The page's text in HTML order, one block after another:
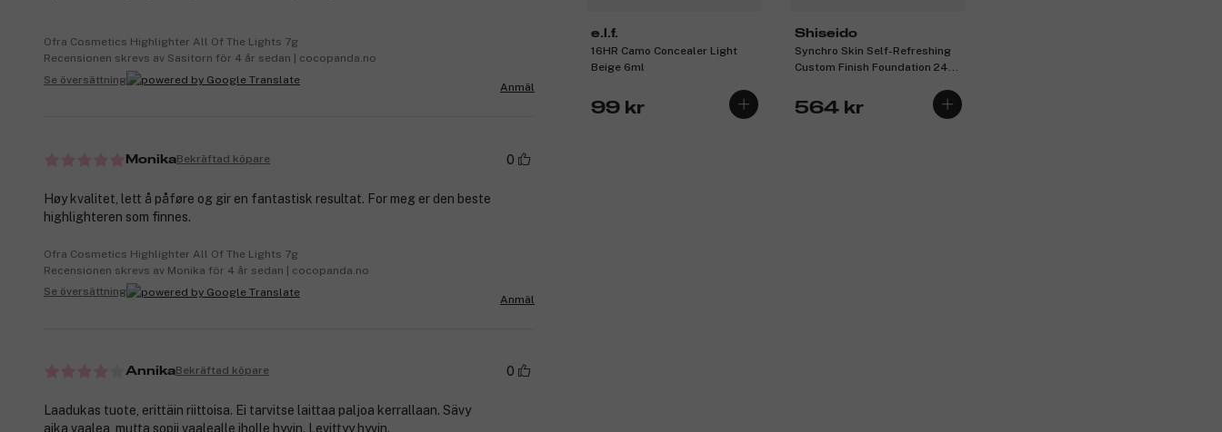
e.l.f.
16HR Camo Concealer Light
Beige 6ml
99 kr
Shiseido
Synchro Skin Self-Refreshing
Custom Finish Foundation 240
564 kr
Ofra Cosmetics Highlighter All Of The Lights 7g
Recensionen skrevs av Sasitorn för 4 år sedan | cocopanda.no
Se översättning
Anmäl
MonikaBekräftad köpare 0
Høy kvalitet, lett å påføre og gir en fantastisk resultat. For meg er den beste
highlighteren som finnes.
Ofra Cosmetics Highlighter All Of The Lights 7g
Recensionen skrevs av Monika för 4 år sedan | cocopanda.no
Se översättning
Anmäl
AnnikaBekräftad köpare 0
Laadukas tuote, erittäin riittoisa. Ei tarvitse laittaa paljoa kerrallaan. Sävy
aika vaalea, mutta sopii vaalealle iholle hyvin. Levittyy hyvin.